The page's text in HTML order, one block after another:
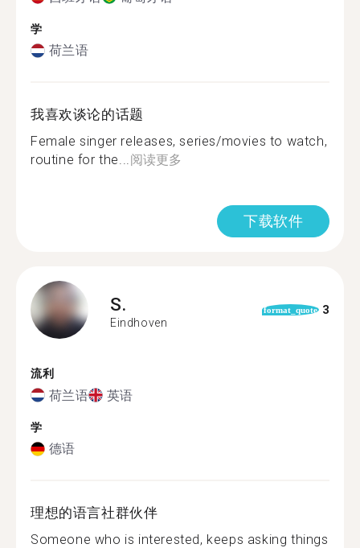
学
荷兰语
我喜欢谈论的话题
Female singer releases, series/movies to watch,
routine for the...阅读更多
下载软件
S.
Eindhoven
format_quote 3
流利
荷兰语 英语
学
德语
理想的语言社群伙伴
Someone who is interested, keeps asking things